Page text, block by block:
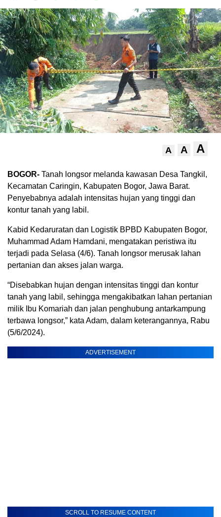
A A A
BOGOR- Tanah longsor melanda kawasan Desa Tangkil,
Kecamatan Caringin, Kabupaten Bogor, Jawa Barat.
Penyebabnya adalah intensitas hujan yang tinggi dan
kontur tanah yang labil.
Kabid Kedaruratan dan Logistik BPBD Kabupaten Bogor,
Muhammad Adam Hamdani, mengatakan peristiwa itu
terjadi pada Selasa (4/6). Tanah longsor merusak lahan
pertanian dan akses jalan warga.
“Disebabkan hujan dengan intensitas tinggi dan kontur
tanah yang labil, sehingga mengakibatkan lahan pertanian
milik Ibu Komariah dan jalan penghubung antarkampung
terbawa longsor,” kata Adam, dalam keterangannya, Rabu
(5/6/2024).
ADVERTISEMENT
SCROLL TO RESUME CONTENT